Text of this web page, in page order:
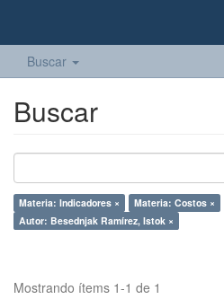
Buscar
Buscar
Materia: Indicadores ×
Materia: Costos ×
Autor: Besednjak Ramírez, Istok ×
Mostrando ítems 1-1 de 1